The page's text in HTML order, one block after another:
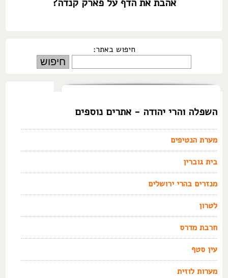
אהבת את הדף על פארק קנדה?
חיפוש באתר:
השפלה והרי יהודה - אתרים נוספים
מערת הנטיפים
בית גוברין
מנזרים בהרי ירושלים
לטרון
חרבת מדרס
עין סטף
מערות לוזית